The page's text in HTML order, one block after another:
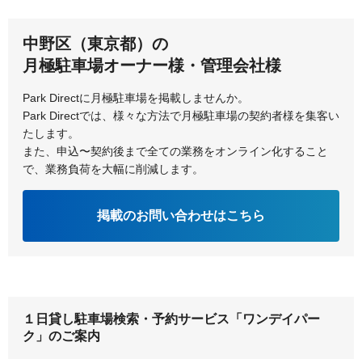
中野区（東京都）の
月極駐車場オーナー様・管理会社様
Park Directに月極駐車場を掲載しませんか。
Park Directでは、様々な方法で月極駐車場の契約者様を集客い
たします。
また、申込〜契約後まで全ての業務をオンライン化すること
で、業務負荷を大幅に削減します。
掲載のお問い合わせはこちら
１日貸し駐車場検索・予約サービス「ワンデイパー
ク」のご案内